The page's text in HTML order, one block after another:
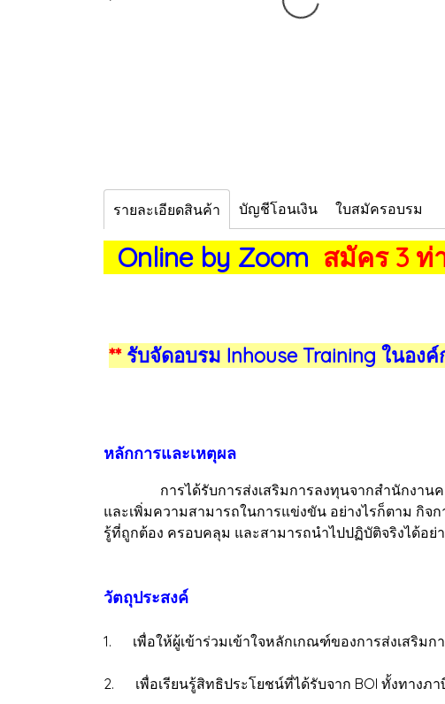
รายละเอียดสินค้า บัญชีโอนเงิน ใบสมัครอบรม
Online by Zoom สมัคร 3 ท่
**รับจัดอบรม Inhouse Training ในองค์
หลักการและเหตุผล
การได้รับการส่งเสริมการลงทุนจากสำนักงานคณ
และเพิ่มความสามารถในการแข่งขัน อย่างไรก็ตาม กิจ
รู้ที่ถูกต้อง ครอบคลุม และสามารถนำไปปฏิบัติจริงได้อย่
วัตถุประสงค์
1. เพื่อให้ผู้เข้าร่วมเข้าใจหลักเกณฑ์ของการส่งเสริมก
2. เพื่อเรียนรู้สิทธิประโยชน์ที่ได้รับจาก BOI ทั้งทางภ